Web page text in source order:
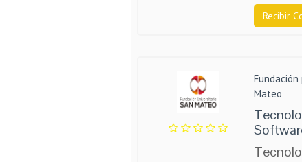
Recibir
Mateo